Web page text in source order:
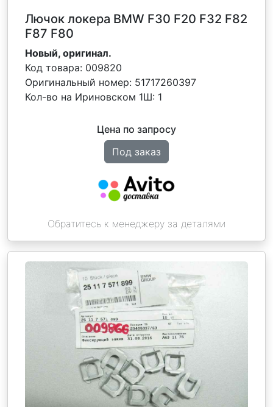
Лючок локера BMW F30 F20 F32 F82
F87 F80
Новый, оригинал.
Код товара: 009820
Оригинальный номер: 51717260397
Кол-во на Ириновском 1Ш: 1
Цена по запросу
Под заказ
Обратитесь к менеджеру за деталями